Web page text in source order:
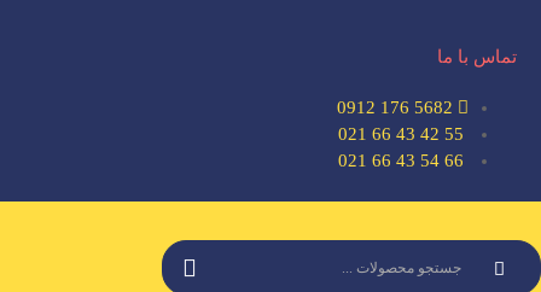
تماس با ما
5682 176 0912
55 42 43 66 021
66 54 43 66 021